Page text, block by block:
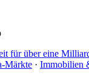
für über eine
Märkte · Immobilien